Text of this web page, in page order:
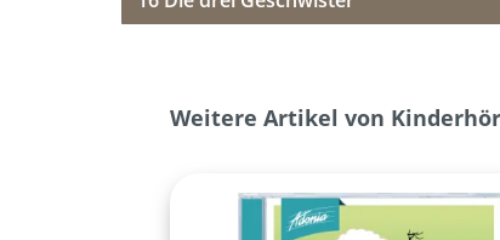
Produktgalerie überspringen
Weitere Artikel von